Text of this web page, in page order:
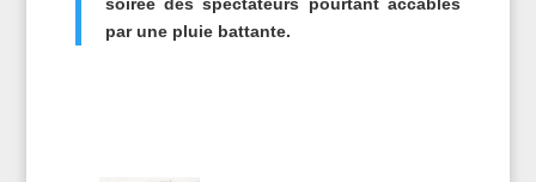
par une pluie battante.